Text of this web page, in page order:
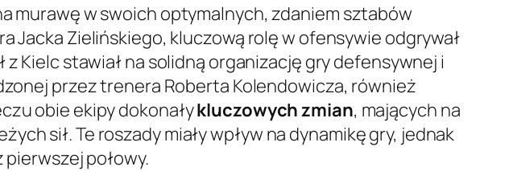
murawę w swoich optymalnych, zdaniem sztabów
Jacka Zielińskiego, kluczową rolę w ofensywie odgrywał
Kielc stawiał na solidną organizację gry defensywnej i
przez trenera Roberta Kolendowicza, również
obie ekipy dokonałykluczowych zmian, mających na
sił. Te roszady miały wpływ na dynamikę gry, jednak
połowy.